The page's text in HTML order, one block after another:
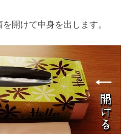
開けて中身を出します。